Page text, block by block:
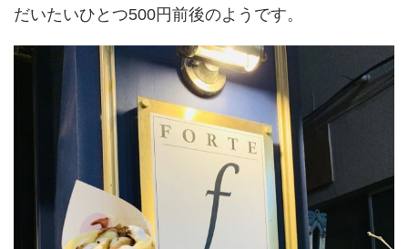
だいたいひとつ500円前後のようです。